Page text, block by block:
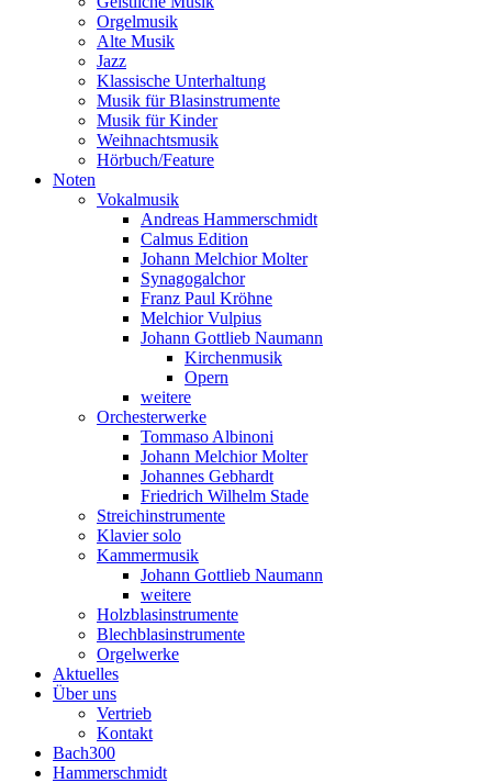
Orgelmusik
Alte Musik
Jazz
Klassische Unterhaltung
Musik für Blasinstrumente
Musik für Kinder
Weihnachtsmusik
Hörbuch/Feature
Noten
Vokalmusik
Andreas Hammerschmidt
Calmus Edition
Johann Melchior Molter
Synagogalchor
Franz Paul Kröhne
Melchior Vulpius
Johann Gottlieb Naumann
Kirchenmusik
Opern
weitere
Orchesterwerke
Tommaso Albinoni
Johann Melchior Molter
Johannes Gebhardt
Friedrich Wilhelm Stade
Streichinstrumente
Klavier solo
Kammermusik
Johann Gottlieb Naumann
weitere
Holzblasinstrumente
Blechblasinstrumente
Orgelwerke
Aktuelles
Über uns
Vertrieb
Kontakt
Bach300
Hammerschmidt